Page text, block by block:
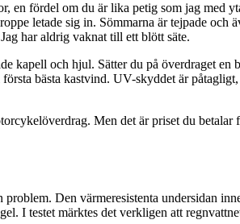
en fördel om du är lika petig som jag med
letade sig in. Sömmarna är tejpade och
har aldrig vaknat till ett blött säte.
kapell och hjul. Sätter du på överdraget en
bästa kastvind. UV-skyddet är
Men det är priset du betalar
Den värmeresistenta undersidan
I testet märktes det verkligen att